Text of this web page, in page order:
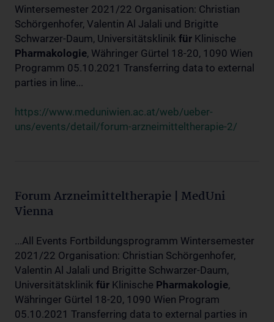
Wintersemester 2021/22 Organisation: Christian
Schörgenhofer, Valentin Al Jalali und Brigitte
Schwarzer-Daum, Universitätsklinik für Klinische
Pharmakologie, Währinger Gürtel 18-20, 1090 Wien
Programm 05.10.2021 Transferring data to external
parties in line...
https://www.meduniwien.ac.at/web/ueber-
uns/events/detail/forum-arzneimitteltherapie-2/
Forum Arzneimitteltherapie | MedUni
Vienna
...All Events Fortbildungsprogramm Wintersemester
2021/22 Organisation: Christian Schörgenhofer,
Valentin Al Jalali und Brigitte Schwarzer-Daum,
Universitätsklinik für Klinische Pharmakologie,
Währinger Gürtel 18-20, 1090 Wien Program
05.10.2021 Transferring data to external parties in